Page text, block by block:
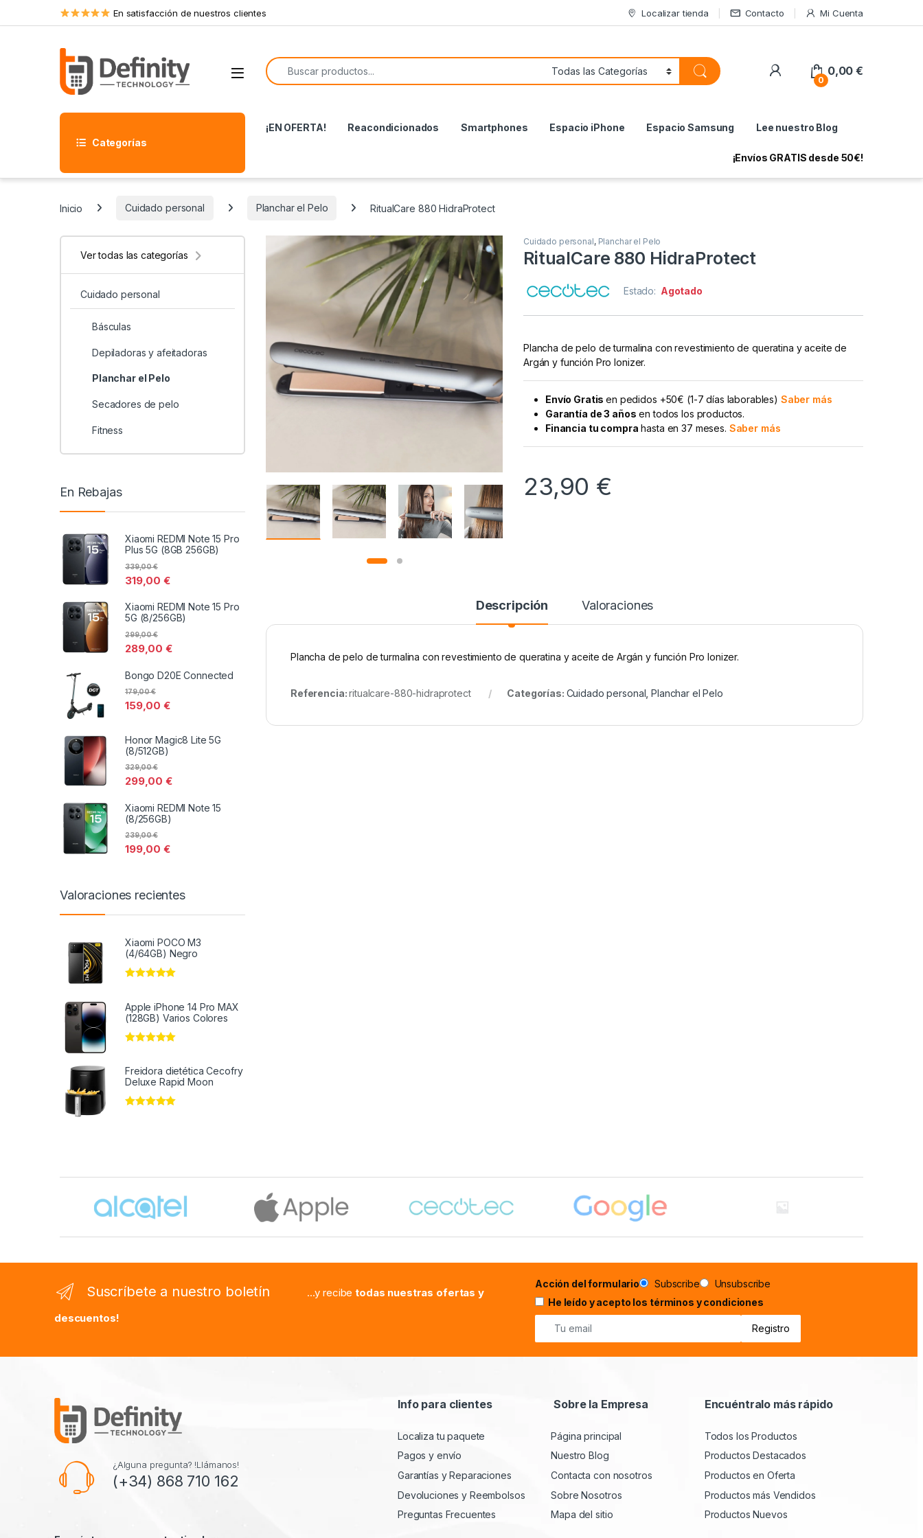
Skip to navigation
Skip to content En satisfacción de nuestros clientes Localizar tienda Contacto Mi Cuenta
Open
Search for:
My Account
0
0,00€
Categorías
¡EN OFERTA! Reacondicionados Smartphones Espacio iPhone Espacio Samsung Lee nuestro Blog
¡Envíos GRATIS desde 50€!
Inicio Cuidado personal Planchar el Pelo RitualCare 880 HidraProtect
Cuidado personal, Planchar el Pelo
RitualCare 880 HidraProtect
Estado: Agotado
Plancha de pelo de turmalina con revestimiento de queratina y aceite de
Argán y función Pro Ionizer.
Envío Gratisen pedidos +50€ (1-7 días laborables) Saber más
Garantía de 3 años en todos los productos.
Financia tu compra hasta en 37 meses. Saber más
23,90 €
Descripción Valoraciones
Plancha de pelo de turmalina con revestimiento de queratina y aceite de Argán y función Pro Ionizer.
Referencia:ritualcare-880-hidraprotect Categorías: Cuidado personal ,Planchar el Pelo
Ver todas las categorías
Cuidado personal
Básculas
Depiladoras y afeitadoras
Planchar el Pelo
Secadores de pelo
Fitness
En Rebajas
Xiaomi REDMI Note 15 Pro
Plus 5G (8GB 256GB)
319,00€
339,00€
Xiaomi REDMI Note 15 Pro
5G (8/256GB)
289,00€
299,00€
Bongo D20E Connected
159,00€
179,00€
Honor Magic8 Lite 5G
(8/512GB)
299,00€
329,00€
Xiaomi REDMI Note 15
(8/256GB)
199,00€
239,00€
Valoraciones recientes
Xiaomi POCO M3
(4/64GB) Negro
Apple iPhone 14 Pro MAX
(128GB) Varios Colores
Freidora dietética Cecofry
Deluxe Rapid Moon
Suscríbete a nuestro boletín ...y recibetodas nuestras ofertas y
descuentos!
Acción del formulario Subscribe
Unsubscribe
He leído y acepto los términos y condiciones
¿Alguna pregunta? !Llámanos!
(+34) 868 710 162
Info para clientes
Localiza tu paquete
Pagos y envío
Garantías y Reparaciones
Devoluciones y Reembolsos
Preguntas Frecuentes
Sobre la Empresa
Página principal
Nuestro Blog
Contacta con nosotros
Sobre Nosotros
Mapa del sitio
Encuéntralo más rápido
Todos los Productos
Productos Destacados
Productos en Oferta
Productos más Vendidos
Productos Nuevos